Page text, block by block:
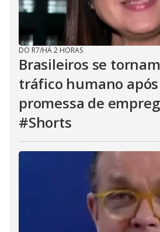
DO R7/HÁ 2 HORAS
Brasileiros se
tráfico humano
promessa de
#Shorts